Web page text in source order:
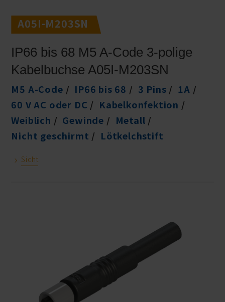
A05I-M203SN
IP66 bis 68 M5 A-Code 3-polige
Kabelbuchse A05I-M203SN
M5 A-Code IP66 bis 68 3 Pins
1A
60 V AC oder DC
Kabelkonfektion
Weiblich
Gewinde
Metall
Nicht geschirmt
Lötkelchstift
Sicht